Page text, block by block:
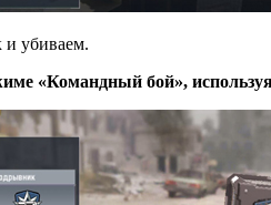
и убиваем.
«Командный бой»,